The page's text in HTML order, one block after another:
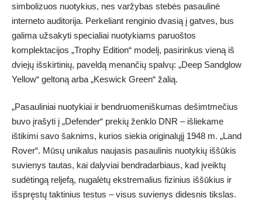
simbolizuos nuotykius, nes varžybas stebės pasaulinė
interneto auditorija. Perkeliant renginio dvasią į gatves, bus
galima užsakyti specialiai nuotykiams paruoštos
komplektacijos „Trophy Edition“ modelį, pasirinkus vieną iš
dviejų išskirtinių, paveldą menančių spalvų: „Deep Sandglow
Yellow“ geltoną arba „Keswick Green“ žalią.
„Pasauliniai nuotykiai ir bendruomeniškumas dešimtmečius
buvo įrašyti į „Defender“ prekių ženklo DNR – išliekame
ištikimi savo šaknims, kurios siekia originalųjį 1948 m. „Land
Rover“. Mūsų unikalus naujasis pasaulinis nuotykių iššūkis
suvienys tautas, kai dalyviai bendradarbiaus, kad įveiktų
sudėtingą reljefą, nugalėtų ekstremalius fizinius iššūkius ir
išspręstų taktinius testus – visus suvienys didesnis tikslas.